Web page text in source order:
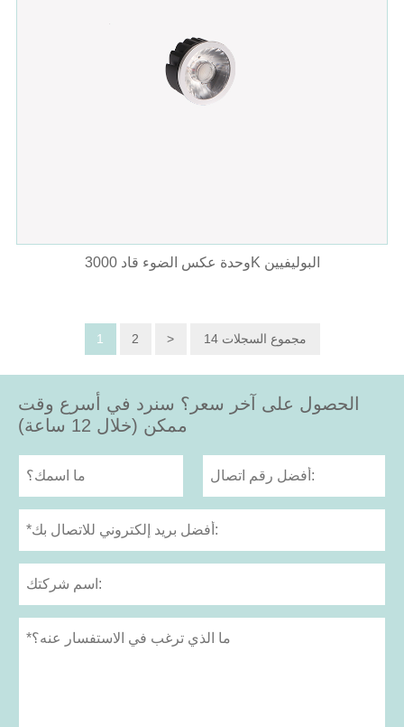
وحدة عكس الضوء قاد 3000K البوليفيين
1 2 > 14 مجموع السجلات
الحصول على آخر سعر؟ سنرد في أسرع وقت
ممكن (خلال 12 ساعة)